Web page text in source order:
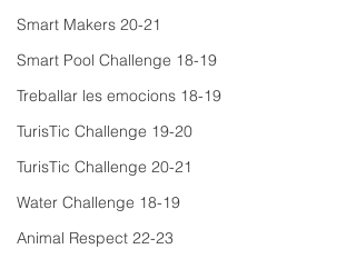
Smart Makers 20-21
Smart Pool Challenge 18-19
Treballar les emocions 18-19
TurisTic Challenge 19-20
TurisTic Challenge 20-21
Water Challenge 18-19
Animal Respect 22-23